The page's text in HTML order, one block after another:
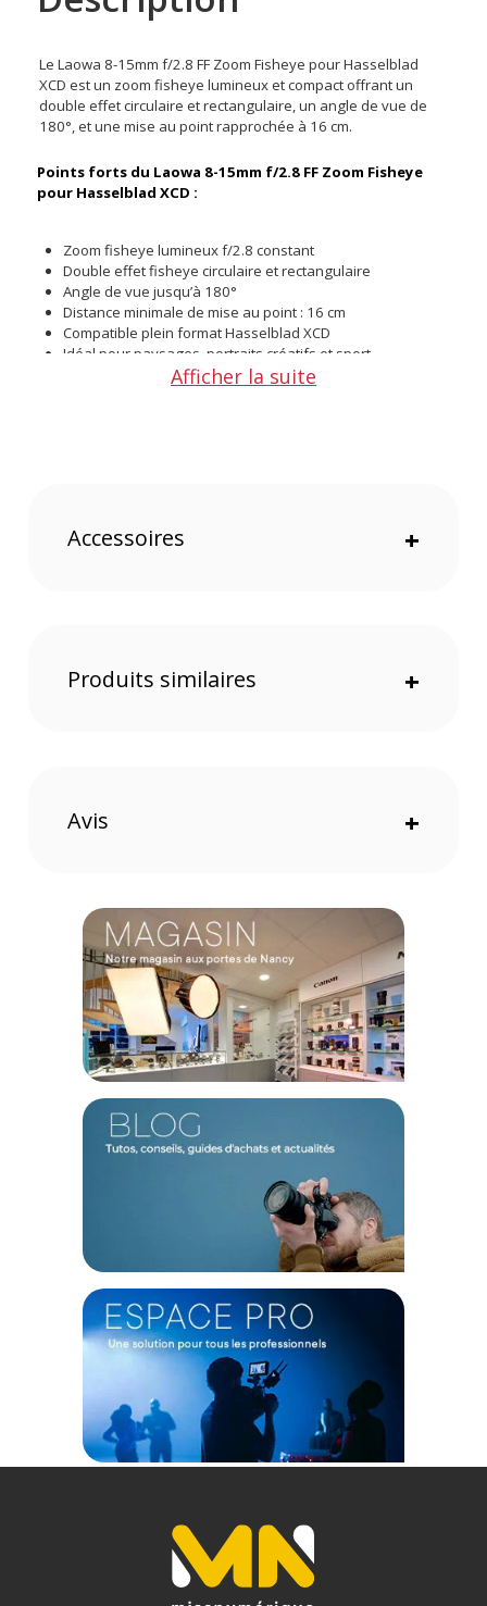
Le Laowa 8-15mm f/2.8 FF Zoom Fisheye pour Hasselblad
XCD est un zoom fisheye lumineux et compact offrant un
double effet circulaire et rectangulaire, un angle de vue de
180°, et une mise au point rapprochée à 16 cm.
Points forts du Laowa 8-15mm f/2.8 FF Zoom Fisheye
pour Hasselblad XCD :
Zoom fisheye lumineux f/2.8 constant
Double effet fisheye circulaire et rectangulaire
Angle de vue jusqu’à 180°
Distance minimale de mise au point : 16 cm
Compatible plein format Hasselblad XCD
Idéal pour paysages, portraits créatifs et sport
Compact et léger pour sa catégorie
Angle de vue jusqu’à 180°
Capturez des perspectives immersives parfaites pour la
photographie panoramique ou l’astrophotographie.
Distance minimale de mise au point : 16 cm
Permet des prises de vue en gros plan avec un effet de
profondeur marqué et des flous d’arrière-plan artistiques.
Compact et léger pour sa catégorie
Avec 650 g pour seulement 96.4 mm de longueur, ce zoom
fisheye est pratique pour les créateurs mobiles.
Caractéristiques de la Laowa 8-15mm f/2.8 FF Zoom
Compatibilité : Hasselblad XCD
Plage focale : 8 à 15 mm
Ouverture maximale : f/2.8
Ouverture minimale : f/22
Angle de vue : 180° à 175°
Distance minimale de mise au point : 0,16 m
Rapport de reproduction macro : 1:4.3
Grossissement maximal : 0,23x
Construction optique : 13 éléments en 9 groupes
Stabilisation d’image : Non
Obturateur central : Non
Dimensions : ø 76,4 x L 96,4 mm
Afficher la suite
Accessoires +
Produits similaires +
Avis +